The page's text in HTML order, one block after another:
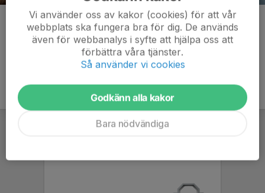
Kommentarer
Vi använder oss av kakor (cookies) för att vår
webbplats ska fungera bra för dig. De används
även för webbanalys i syfte att hjälpa oss att
förbättra våra tjänster.
Så använder vi cookies
Godkänn alla kakor
Bara nödvändiga